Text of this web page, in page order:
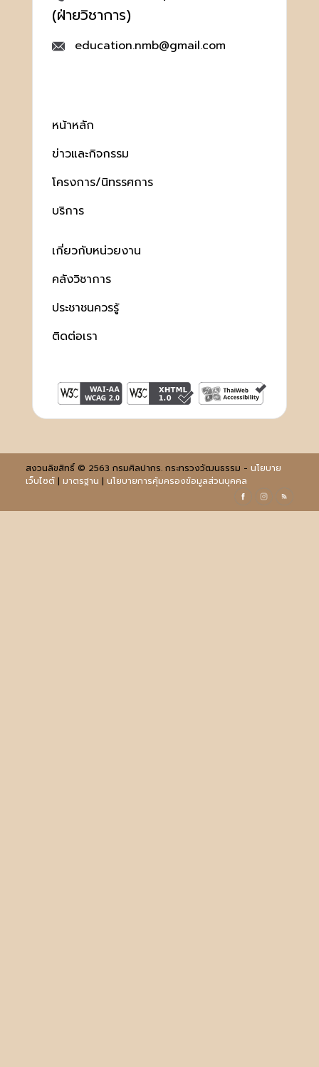
(ฝ่ายวิชาการ)
education.nmb@gmail.com
หน้าหลัก
ข่าวและกิจกรรม
โครงการ/นิทรรศการ
บริการ
เกี่ยวกับหน่วยงาน
คลังวิชาการ
ประชาชนควรรู้
ติดต่อเรา
สงวนลิขสิทธิ์ © 2563 กรมศิลปากร. กระทรวงวัฒนธรรม - นโยบาย
เว็บไซต์| มาตรฐาน | นโยบายการคุ้มครองข้อมูลส่วนบุคคล